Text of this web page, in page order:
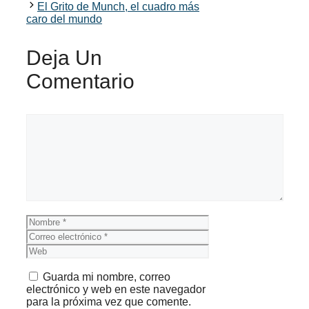
El Grito de Munch, el cuadro más
caro del mundo
Deja Un
Comentario
Nombre
Correo
electrónico
Web
Guarda mi nombre, correo
electrónico y web en este navegador
para la próxima vez que comente.